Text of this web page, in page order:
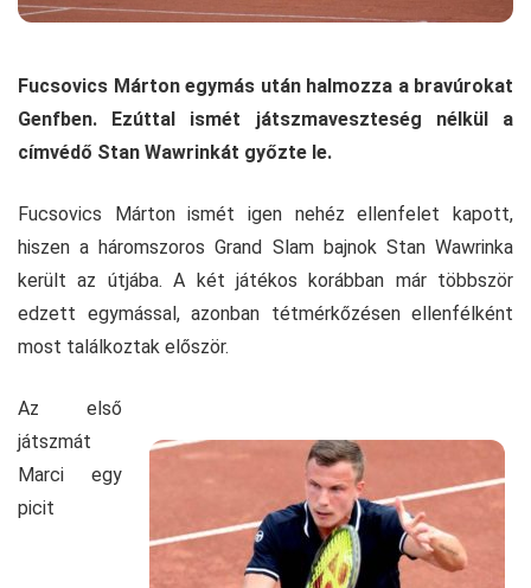
Fucsovics Márton egymás után halmozza a bravúrokat
Genfben. Ezúttal ismét játszmaveszteség nélkül a
címvédő Stan Wawrinkát győzte le.
Fucsovics Márton ismét igen nehéz ellenfelet kapott,
hiszen a háromszoros Grand Slam bajnok Stan Wawrinka
került az útjába. A két játékos korábban már többször
edzett egymással, azonban tétmérkőzésen ellenfélként
most találkoztak először.
Az első
játszmát
Marci egy
picit